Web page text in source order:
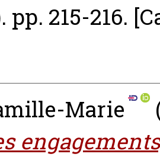
pp. 215-216.
Marie